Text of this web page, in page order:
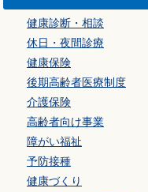
健康診断・相談
休日・夜間診療
健康保険
後期高齢者医療制度
介護保険
高齢者向け事業
障がい福祉
予防接種
健康づくり